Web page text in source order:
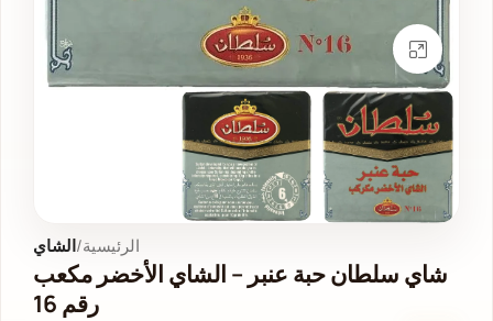
انقر للتكبير
الرئيسية الشاي
شاي سلطان حبة عنبر – الشاي الأخضر مكعب
رقم 16